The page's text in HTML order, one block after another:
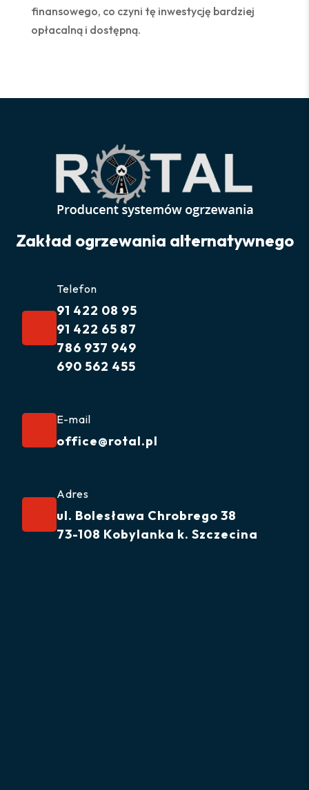
finansowego, co czyni tę inwestycję bardziej
opłacalną i dostępną.
Zakład ogrzewania alternatywnego
Telefon
91 422 08 95
91 422 65 87
786 937 949
690 562 455
E-mail
office@rotal.pl
Adres
ul. Bolesława Chrobrego 38
73-108 Kobylanka k. Szczecina